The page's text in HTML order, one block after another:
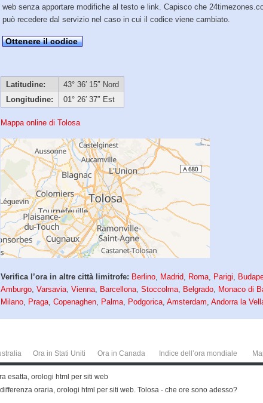
web senza apportare modifiche al testo e link. Capisco che
può recedere dal servizio nel caso in cui il codice viene cambiato.
Ottenere il codice
Latitudine:
43° 36′ 15″ Nord
Longitudine:
01° 26′ 37″ Est
Mappa online di Tolosa
Verifica l’ora in altre città limitrofe: Berlino, Madrid, Roma, Parigi,
Amburgo,Varsavia,Vienna, Barcellona,Stoccolma, Belgrado, Monaco di
Milano, Praga,Copenaghen, Palma, Podgorica,Amsterdam,Andorra la
Ora in Stati Uniti Ora in Canada Indice dell’ora mondiale
esatta, orologi html per siti web
oraria, orologi html per siti web. Tolosa - che ore sono adesso?